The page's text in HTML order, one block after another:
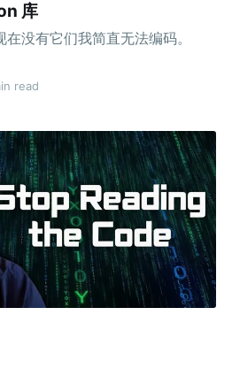
库
没有它们我简直无法编码。
read